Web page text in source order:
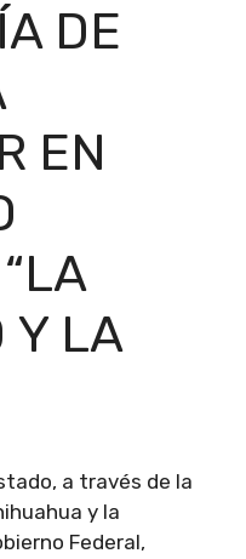
DE
EN
Y LA
a través de la
y la
Federal,